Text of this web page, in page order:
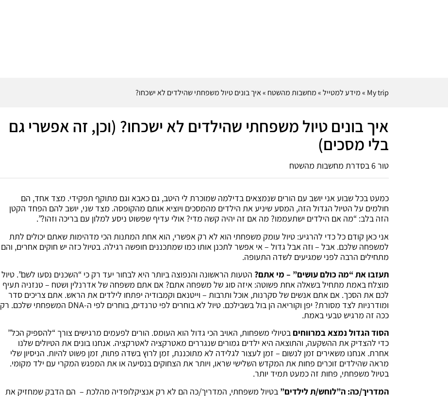
My trip
»מידע למטייל»מחשבות מהשטח »איך בונים טיול משפחתי שהילדים לא ישכחו?
איך בונים טיול משפחתי שהילדים לא ישכחו? (וכן, זה אפשרי גם
בלי מסכים)
טור 6 בסדרת מחשבות מהשטח
כמעט בכל שבוע אני יושב עם הורים שנמצאים בדילמה שמוכרת לי היטב, גם כאבא וגם מתוקף תפקידי. מצד אחד, הם
חולמים על הטיול הגדול הזה, המסע שיניע את הילדים מהמסכים ויוציא אותם מהקופסה. מצד שני, יושב להם הפחד הקטן
הזה בלב: “מה אם הילדים ישתעממו? מה אם זה יהיה קשה מדי? אולי עדיף שפשוט ניסע למלון עם בריכה וזהו?”.
אני כאן קודם כל כדי להרגיע: טיול עומק משפחתי הוא לא רק אפשרי, הוא אחת המתנות הכי מדהימות שאתם יכולים לתת
למשפחה שלכם. אבל – וזה אבל גדול – אי אפשר לתכנן אותו כמו שמתכננים חופשה רגילה. בטיול כזה יש חוקים אחרים, והם
מתחילים הרבה לפני שמגיעים לשדה התעופה.
תעזבו את “מה כולם עושים” – מי אתם? הטעות הראשונה והנפוצה ביותר היא לבחור יעד רק כי “השכנים נסעו לשם”. טיול
מוצלח באמת מתחיל בשאלה אחת פשוטה: איזה סוג של משפחה אתם? אם אתם משפחה של אדרנלין ושטח – טנזניה תעיף
לכם את הסכך. אם אתם אנשים של סקרנות, אוכל ותרבות – וייטנאם וקמבודיה יפתחו לילדים את הראש. אתם צריכים סדר
ומודרניות לצד מסורת? יפן וקוריאה הן בול בשבילכם. טיול לא בוחרים לפי טרנדים, בוחרים לפי ה-DNA המשפחתי שלכם. רק
ככה זה מרגיש טבעי באמת.
הסוד הגדול נמצא במרווחים בטיולי משפחות, האויב הכי גדול הוא העומס. הורים לפעמים מרגישים צורך “להספיק הכל”
כדי להצדיק את ההשקעה, והתוצאה היא ילדים גמורים שנגררים מאטרקציה לאטרקציה. אנחנו בונים את הטיולים שלנו
אחרת. אנחנו משאירים זמן לנשום – זמן לעצור לגלידה לא מתוכננת, זמן לרוץ בשדה פתוח, זמן פשוט להיות. הניסיון שלי
מראה שהילדים זוכרים פחות את המקדש השלישי שראו, ויותר את הצחוקים בנסיעה או את המפגש המקרי עם ילד מקומי.
בטיול משפחתי, פחות זה כמעט תמיד יותר.
המדריך/כה: ה”לוחש/ת לילדים” בטיול משפחתי, המדריך/כה הם לא רק אנציקלופדיה מהלכת – הם הדבק שמחזיק את